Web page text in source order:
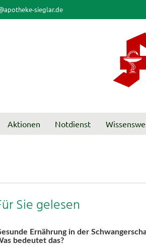
sieglar.de
Aktionen Notdienst
Sie gelesen
Ernährung in der
bedeutet das?